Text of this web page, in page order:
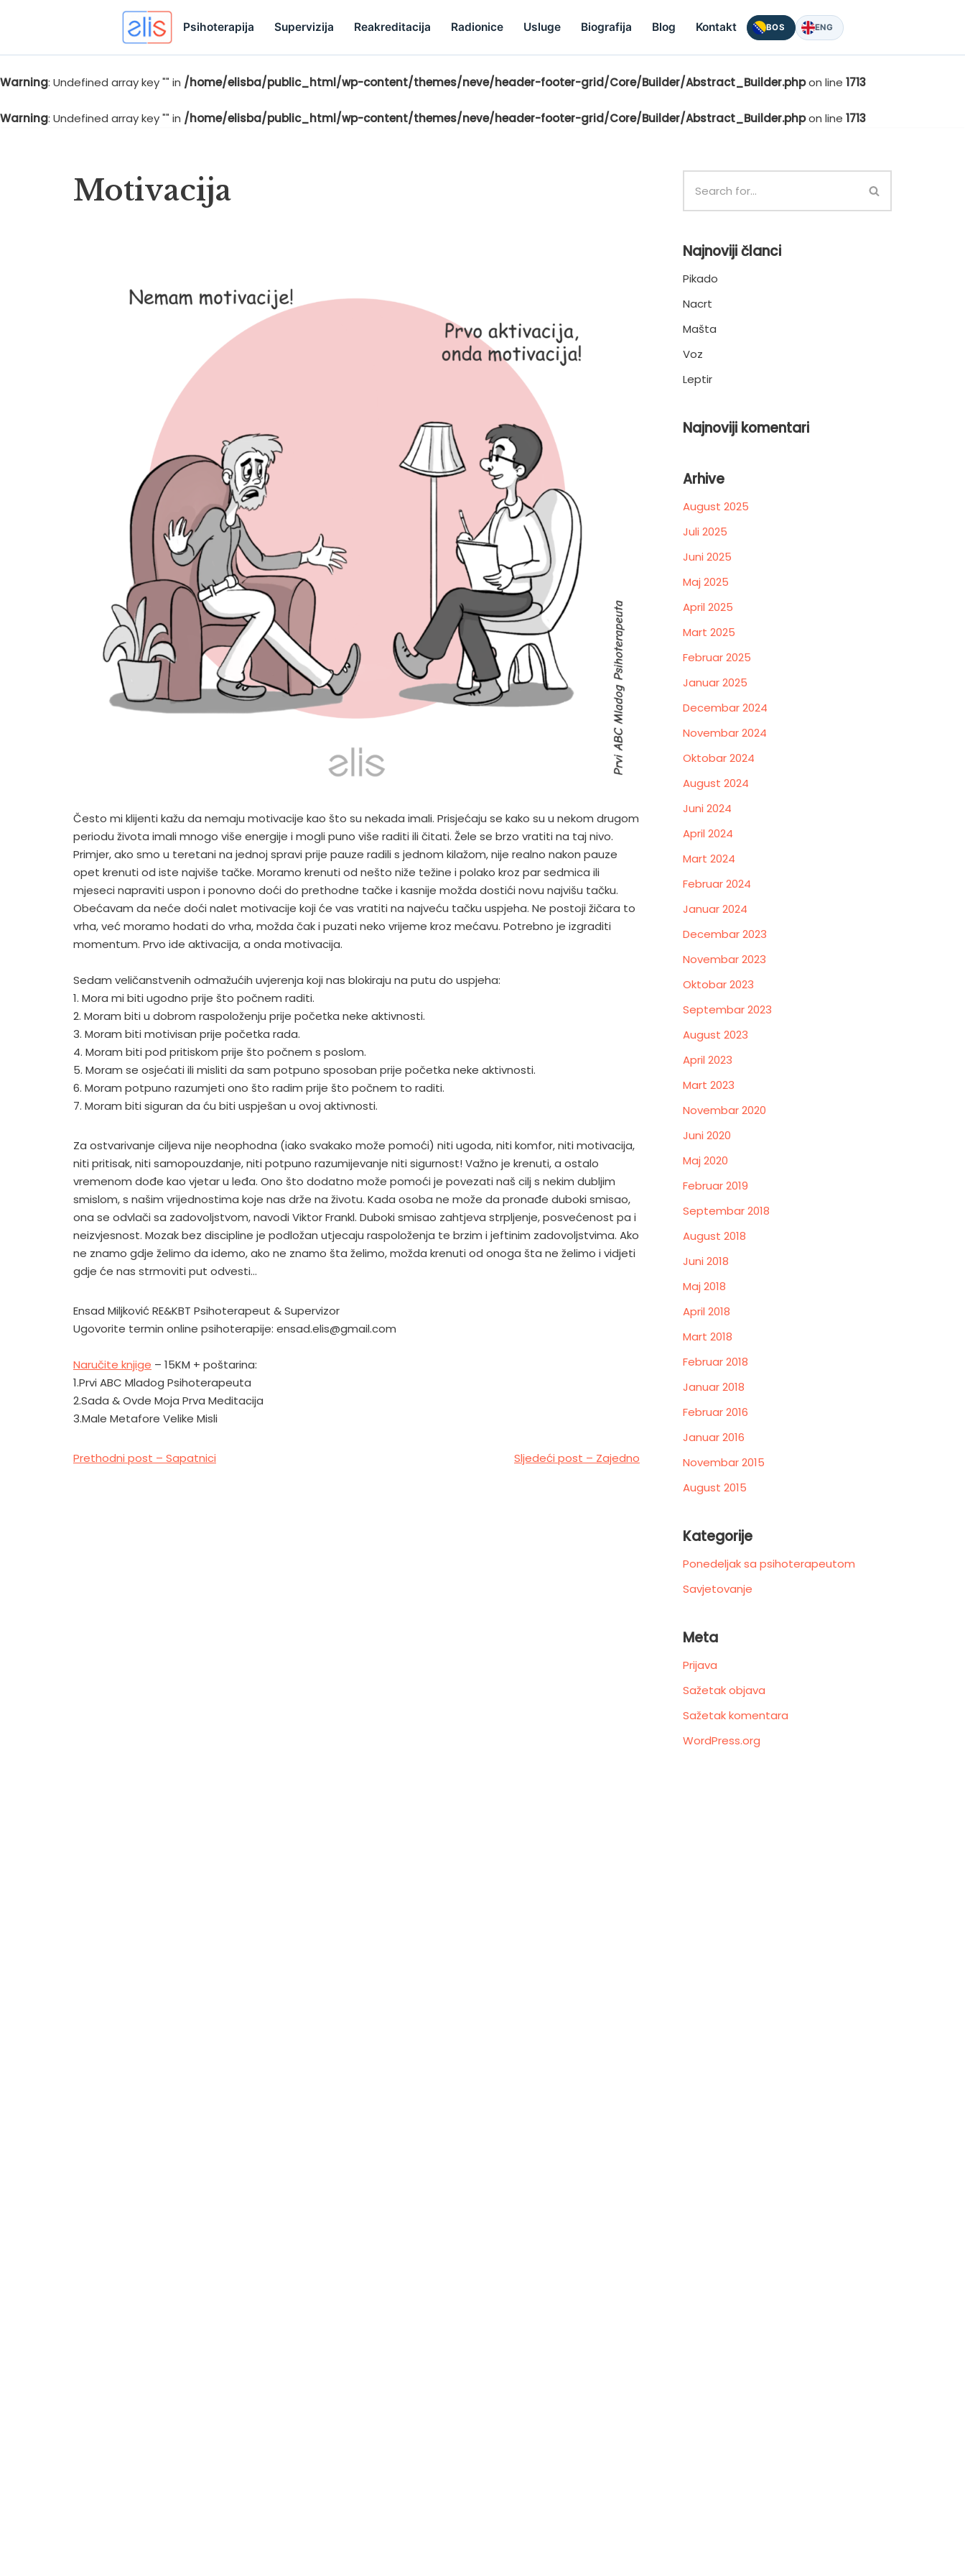
Psihoterapija Supervizija Reakreditacija Radionice Usluge Biografija Blog Kontakt BOS ENG
to
Warning: Undefined array key "" in /home/elisba/public_html/wp-content/themes/neve/header-footer-grid/Core/Builder/Abstract_Builder.phpon line 1713
Warning: Undefined array key "" in /home/elisba/public_html/wp-content/themes/neve/header-footer-grid/Core/Builder/Abstract_Builder.phpon line 1713
Motivacija
Često mi klijenti kažu da nemaju motivacije kao što su nekada imali. Prisjećaju se kako su u nekom drugom
periodu života imali mnogo više energije i mogli puno više raditi ili čitati. Žele se brzo vratiti na taj nivo.
Primjer, ako smo u teretani na jednoj spravi prije pauze radili s jednom kilažom, nije realno nakon pauze
opet krenuti od iste najviše tačke. Moramo krenuti od nešto niže težine i polako kroz par sedmica ili
mjeseci napraviti uspon i ponovno doći do prethodne tačke i kasnije možda dostići novu najvišu tačku.
Obećavam da neće doći nalet motivacije koji će vas vratiti na najveću tačku uspjeha. Ne postoji žičara to
vrha, već moramo hodati do vrha, možda čak i puzati neko vrijeme kroz mećavu. Potrebno je izgraditi
momentum. Prvo ide aktivacija, a onda motivacija.
Sedam veličanstvenih odmažućih uvjerenja koji nas blokiraju na putu do uspjeha:
1. Mora mi biti ugodno prije što počnem raditi.
2. Moram biti u dobrom raspoloženju prije početka neke aktivnosti.
3. Moram biti motivisan prije početka rada.
4. Moram biti pod pritiskom prije što počnem s poslom.
5. Moram se osjećati ili misliti da sam potpuno sposoban prije početka neke aktivnosti.
6. Moram potpuno razumjeti ono što radim prije što počnem to raditi.
7. Moram biti siguran da ću biti uspješan u ovoj aktivnosti.
Za ostvarivanje ciljeva nije neophodna (iako svakako može pomoći) niti ugoda, niti komfor, niti motivacija,
niti pritisak, niti samopouzdanje, niti potpuno razumijevanje niti sigurnost! Važno je krenuti, a ostalo
vremenom dođe kao vjetar u leđa. Ono što dodatno može pomoći je povezati naš cilj s nekim dubljim
smislom, s našim vrijednostima koje nas drže na životu. Kada osoba ne može da pronađe duboki smisao,
ona se odvlači sa zadovoljstvom, navodi Viktor Frankl. Duboki smisao zahtjeva strpljenje, posvećenost pa i
neizvjesnost. Mozak bez discipline je podložan utjecaju raspoloženja te brzim i jeftinim zadovoljstvima. Ako
ne znamo gdje želimo da idemo, ako ne znamo šta želimo, možda krenuti od onoga šta ne želimo i vidjeti
gdje će nas strmoviti put odvesti…
Ensad Miljković RE&KBT Psihoterapeut & Supervizor
Ugovorite termin online psihoterapije: ensad.elis@gmail.com
Naručite knjige – 15KM + poštarina:
1.Prvi ABC Mladog Psihoterapeuta
2.Sada & Ovde Moja Prva Meditacija
3.Male Metafore Velike Misli
Prethodni post – Sapatnici Sljedeći post – Zajedno
Najnoviji članci
Pikado
Nacrt
Mašta
Voz
Leptir
Najnoviji komentari
Arhive
August 2025
Juli 2025
Juni 2025
Maj 2025
April 2025
Mart 2025
Februar 2025
Januar 2025
Decembar 2024
Novembar 2024
Oktobar 2024
August 2024
Juni 2024
April 2024
Mart 2024
Februar 2024
Januar 2024
Decembar 2023
Novembar 2023
Oktobar 2023
Septembar 2023
August 2023
April 2023
Mart 2023
Novembar 2020
Juni 2020
Maj 2020
Februar 2019
Septembar 2018
August 2018
Juni 2018
Maj 2018
April 2018
Mart 2018
Februar 2018
Januar 2018
Februar 2016
Januar 2016
Novembar 2015
August 2015
Kategorije
Ponedeljak sa psihoterapeutom
Savjetovanje
Meta
Prijava
Sažetak objava
Sažetak komentara
WordPress.org